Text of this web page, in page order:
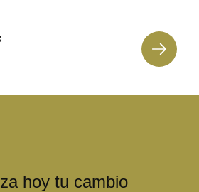
hoy tu cambio